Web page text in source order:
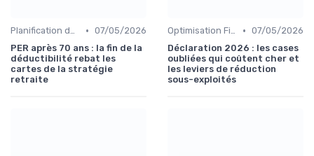
Planification de la Retraite • 07/05/2026
PER après 70 ans : la fin de la
déductibilité rebat les
cartes de la stratégie
retraite
Optimisation Fiscale • 07/05/2026
Déclaration 2026 : les cases
oubliées qui coûtent cher et
les leviers de réduction
sous-exploités